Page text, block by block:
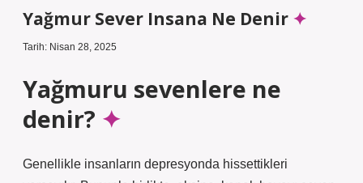
Yağmur Sever Insana Ne Denir
Tarih: Nisan 28, 2025
Yağmuru sevenlere ne
denir?
Genellikle insanların depresyonda hissettikleri